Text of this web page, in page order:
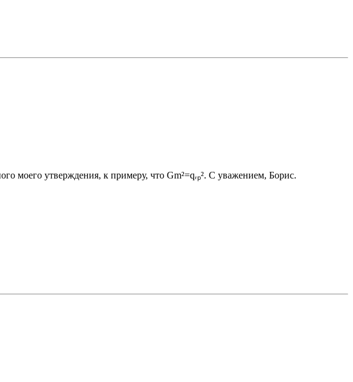
моего утверждения, к примеру, что Gm²=qᵣₚ². С уважением, Борис.